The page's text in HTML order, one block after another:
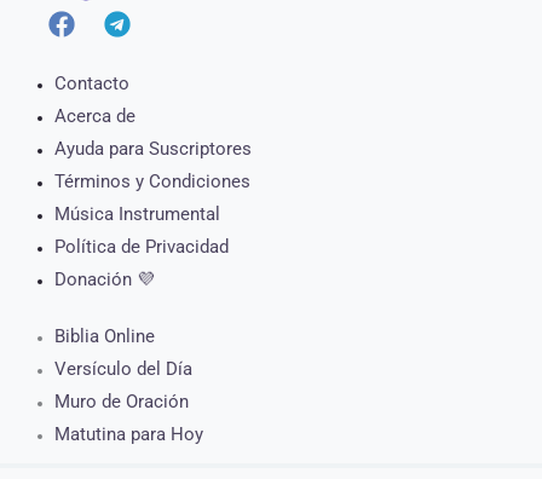
Contacto
Acerca de
Ayuda para Suscriptores
Términos y Condiciones
Música Instrumental
Política de Privacidad
Donación 💜
Biblia Online
Versículo del Día
Muro de Oración
Matutina para Hoy